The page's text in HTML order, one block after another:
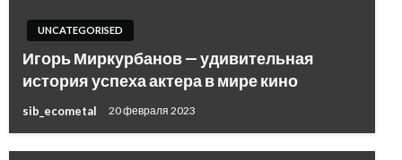
UNCATEGORISED
Игорь Миркурбанов — удивительная
история успеха актера в мире кино
sib_ecometal 20 февраля 2023